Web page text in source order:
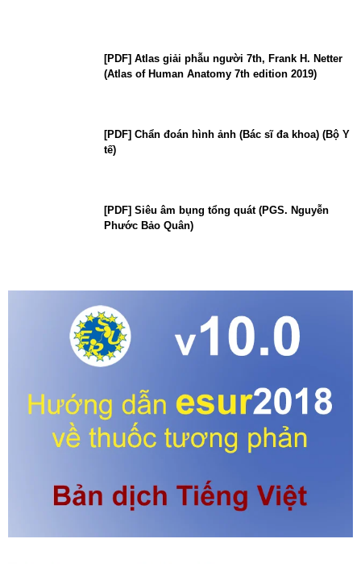
[PDF] Atlas giải phẫu người 7th, Frank H. Netter
(Atlas of Human Anatomy 7th edition 2019)
[PDF] Chẩn đoán hình ảnh (Bác sĩ đa khoa) (Bộ Y
tế)
[PDF] Siêu âm bụng tổng quát (PGS. Nguyễn
Phước Bảo Quân)